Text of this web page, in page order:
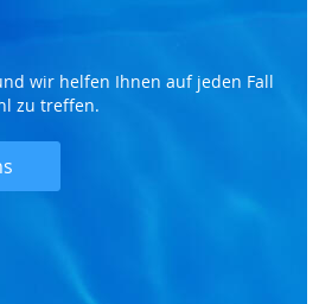
wir helfen Ihnen auf jeden Fall
zu treffen.